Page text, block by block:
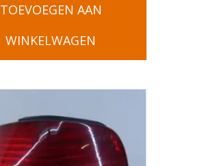
TOEVOEGEN AAN
WINKELWAGEN